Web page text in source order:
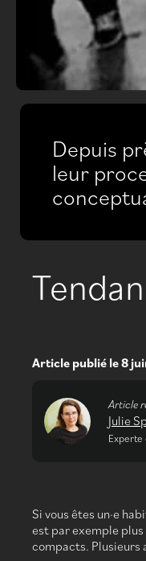
Depuis
leur
Article publié le8
Article
Julie
Si vous êtes un·e
est par exemple
compacts. Plusieurs